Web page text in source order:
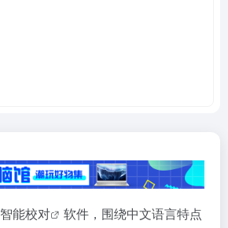
智能校对
软件，围绕中文语言特点